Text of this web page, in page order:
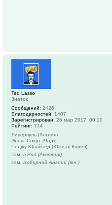
Ted Lasso
Знаток
Сообщений: 2426
Благодарностей: 1407
Зарегистрирован: 26 мар 2017, 00:10
Рейтинг: 714
Ливерпуль (Англия)
Элект Спорт (Чад)
Чеджу Юнайтед (Южная Корея)
зам. в Рид (Австрия)
зам. в сборной Англии (юн.)